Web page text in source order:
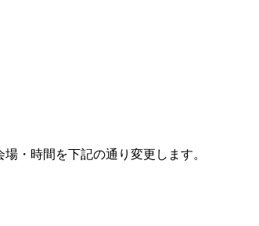
・時間を下記の通り変更します。